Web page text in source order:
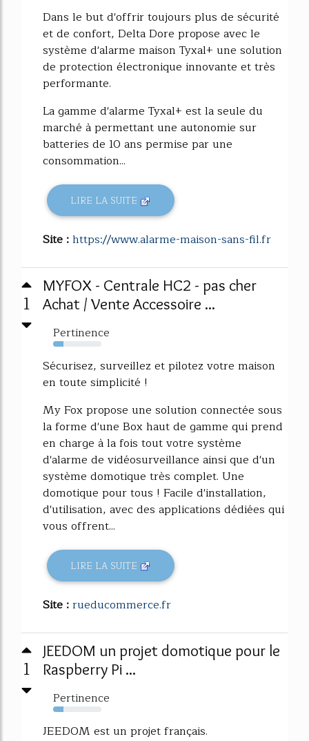
Dans le but d'offrir toujours plus de sécurité
et de confort, Delta Dore propose avec le
système d'alarme maison Tyxal+ une solution
de protection électronique innovante et très
performante.
La gamme d'alarme Tyxal+ est la seule du
marché à permettant une autonomie sur
batteries de 10 ans permise par une
consommation...
LIRE LA SUITE
Site :https://www.alarme-maison-sans-fil.fr
1
MYFOX - Centrale HC2 - pas cher
Achat / Vente Accessoire ...
Pertinence
22%
Sécurisez, surveillez et pilotez votre maison
en toute simplicité !
My Fox propose une solution connectée sous
la forme d'une Box haut de gamme qui prend
en charge à la fois tout votre système
d'alarme de vidéosurveillance ainsi que d'un
système domotique très complet. Une
domotique pour tous ! Facile d'installation,
d'utilisation, avec des applications dédiées qui
vous offrent...
LIRE LA SUITE
Site :rueducommerce.fr
1
JEEDOM un projet domotique pour le
Raspberry Pi ...
Pertinence
21%
JEEDOM est un projet français.